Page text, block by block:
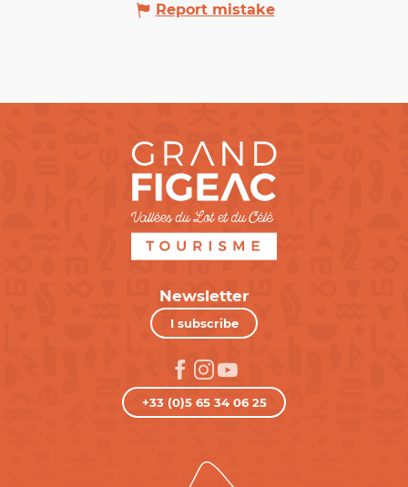
Report mistake
Newsletter
I subscribe
+33 (0)5 65 34 06 25